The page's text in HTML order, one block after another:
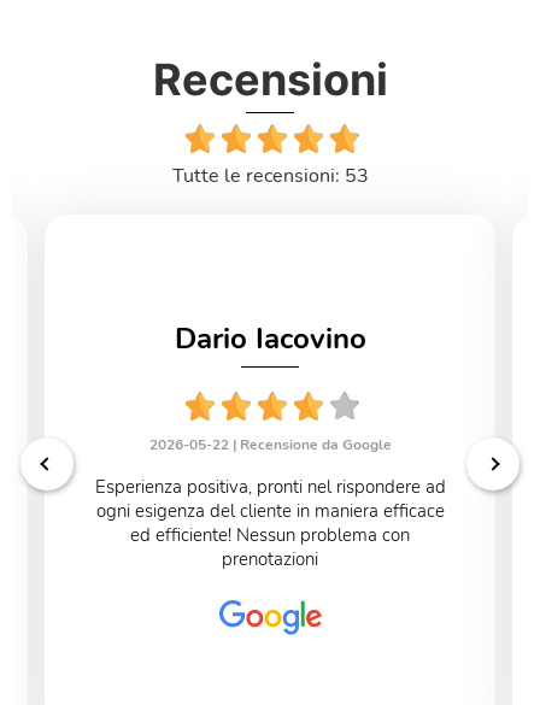
Recensioni
Tutte le recensioni: 53
Dario Iacovino
2026-05-22 | Recensione da Google
Esperienza positiva, pronti nel rispondere ad
ogni esigenza del cliente in maniera efficace
ed efficiente! Nessun problema con
prenotazioni